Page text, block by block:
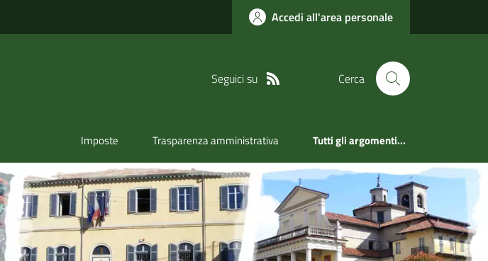
Accedi all'area personale
Seguici su Cerca
Imposte Trasparenza amministrativa Tutti gli argomenti...